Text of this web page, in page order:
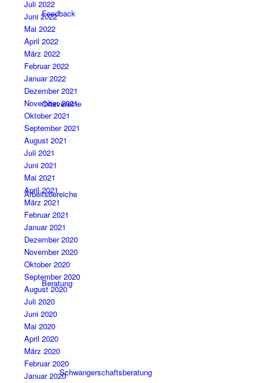
Feedback
Ortsvereine
Arbeitsbereiche
Beratung
Schwangerschaftsberatung
Juli 2022
Juni 2022
Mai 2022
April 2022
März 2022
Februar 2022
Januar 2022
Dezember 2021
November 2021
Oktober 2021
September 2021
August 2021
Juli 2021
Juni 2021
Mai 2021
April 2021
März 2021
Februar 2021
Januar 2021
Dezember 2020
November 2020
Oktober 2020
September 2020
August 2020
Juli 2020
Juni 2020
Mai 2020
April 2020
März 2020
Februar 2020
Januar 2020